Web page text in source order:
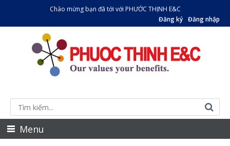
Chào mừng bạn đã tới với PHƯỚC THỊNH E&C
Đăng ký Đăng nhập
Menu